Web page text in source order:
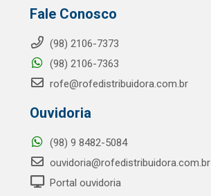
Fale Conosco
(98) 2106-7373
(98) 2106-7363
rofe@rofedistribuidora.com.br
Ouvidoria
(98) 9 8482-5084
ouvidoria@rofedistribuidora.com.br
Portal ouvidoria